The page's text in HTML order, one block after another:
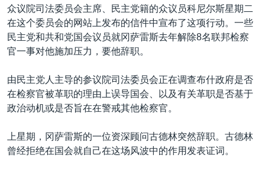
导
航
检
最新国际新闻
印太
中东
非洲
美洲
全球议题
分类新闻
经济·金融·贸易
人权·法律·宗教
军事
劳工
环境
美中关系
热点专题
国会报道
美中关系
美国建国250周年
埃博拉疫情
VOA今日焦点
中文广播
关注我们
众议院司法委员会主席、民主党籍的众议员科尼尔斯星期二
在这个委员会的网站上发布的信件中宣布了这项行动。一些
民主党和共和党国会议员就冈萨雷斯去年解除8名联邦检察
官一事对他施加压力，要他辞职。
由民主党人主导的参议院司法委员会正在调查布什政府是否
在检察官被革职的理由上误导国会、以及有关革职是否基于
政治动机或是否旨在在警戒其他检察官。
上星期，冈萨雷斯的一位资深顾问古德林突然辞职。古德林
曾经拒绝在国会就自己在这场风波中的作用发表证词。